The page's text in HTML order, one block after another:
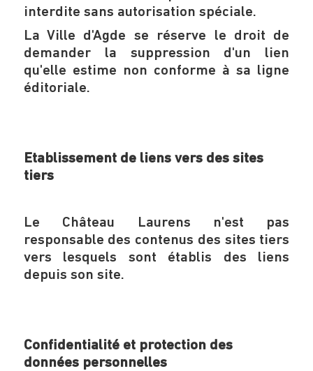
interdite sans autorisation spéciale.
La Ville d'Agde se réserve le droit de
demander la suppression d'un lien
qu'elle estime non conforme à sa ligne
éditoriale.
Etablissement de liens vers des sites
tiers
Le Château Laurens n'est pas
responsable des contenus des sites tiers
vers lesquels sont établis des liens
depuis son site.
Confidentialité et protection des
données personnelles